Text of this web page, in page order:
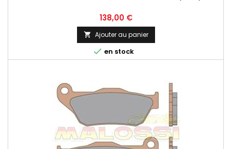
Prix
138,00 €
 Ajouter au panier
 en stock